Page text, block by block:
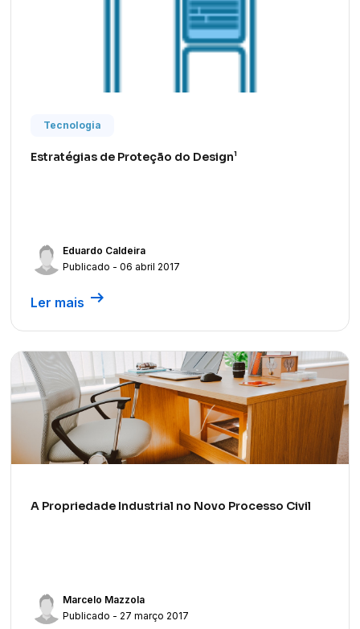
Tecnologia
Estratégias de Proteção do Design¹
Eduardo Caldeira
Publicado - 06 abril 2017
Ler mais arrow_right_alt
A Propriedade Industrial no Novo Processo Civil
Marcelo Mazzola
Publicado - 27 março 2017